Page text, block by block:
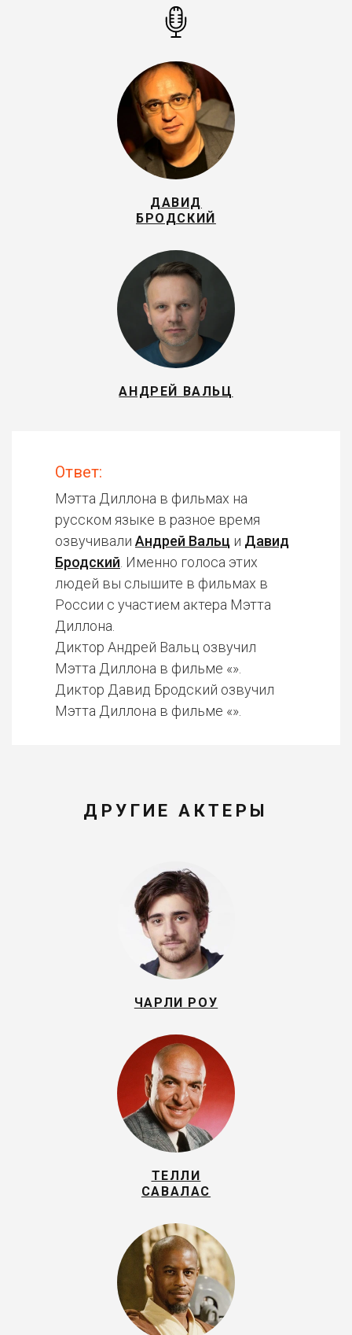
ДАВИД
БРОДСКИЙ
АНДРЕЙ ВАЛЬЦ
Ответ:
Мэтта Диллона в фильмах на
русском языке в разное время
озвучивали Андрей Вальц и Давид
Бродский . Именно голоса этих
людей вы слышите в фильмах в
России с участием актера Мэтта
Диллона.
Диктор Андрей Вальц озвучил
Мэтта Диллона в фильме «».
Диктор Давид Бродский озвучил
Мэтта Диллона в фильме «».
ДРУГИЕ АКТЕРЫ
ЧАРЛИ РОУ
ТЕЛЛИ
САВАЛАС